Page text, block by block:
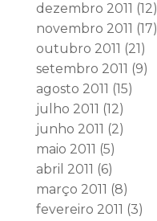
dezembro 2011 (12)
novembro 2011 (17)
outubro 2011 (21)
setembro 2011 (9)
agosto 2011 (15)
julho 2011 (12)
junho 2011 (2)
maio 2011 (5)
abril 2011 (6)
março 2011 (8)
fevereiro 2011 (3)